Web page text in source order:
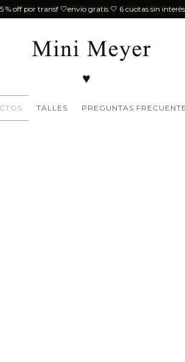
% off por transf 🤍envio gratis 🤍 6 cuotas sin
TALLES PREGUNTAS